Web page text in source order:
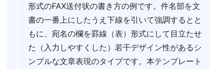
形式のFAX送付状の書き方の例です。件名部を文
書の一番上にしたうえ下線を引いて強調するとと
もに、宛名の欄を罫線（表）形式にして目立たせ
た（入力しやすくした）若干デザイン性があるシ
ンプルな文章表現のタイプです。本テンプレート